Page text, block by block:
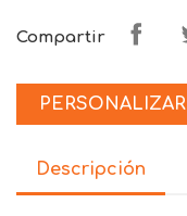
Compartir
PERSONALIZAR
Descripción